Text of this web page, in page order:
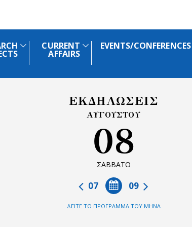
CURRENT
AFFAIRS
EVENTS/CONFERENCES
ΕΚΔΗΛΩΣΕΙΣ
ΑΥΓΟΥΣΤΟΥ
08
ΣΑΒΒΑΤΟ
09
07
ΔΕΙΤΕ ΤΟ ΠΡΟΓΡΑΜΜΑ ΤΟΥ ΜΗΝΑ